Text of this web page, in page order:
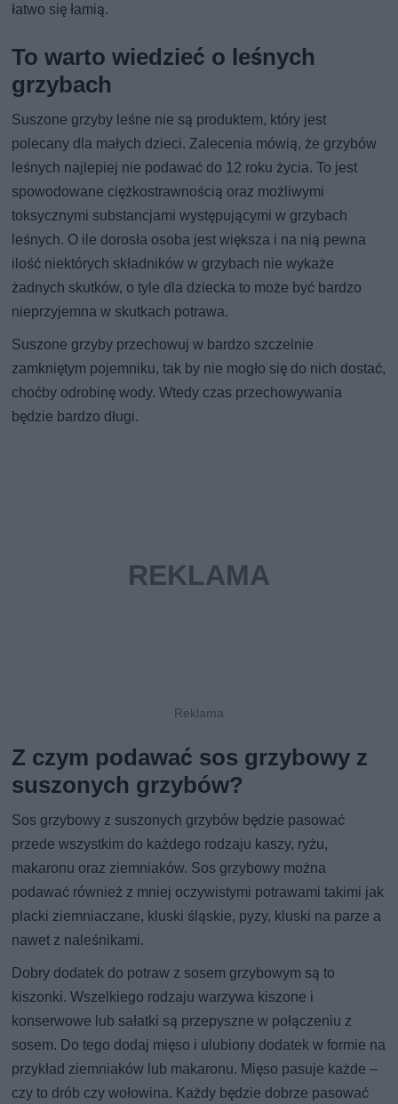
łatwo się łamią.
To warto wiedzieć o leśnych
grzybach
Suszone grzyby leśne nie są produktem, który jest
polecany dla małych dzieci. Zalecenia mówią, że grzybów
leśnych najlepiej nie podawać do 12 roku życia. To jest
spowodowane ciężkostrawnością oraz możliwymi
toksycznymi substancjami występującymi w grzybach
leśnych. O ile dorosła osoba jest większa i na nią pewna
ilość niektórych składników w grzybach nie wykaże
żadnych skutków, o tyle dla dziecka to może być bardzo
nieprzyjemna w skutkach potrawa.
Suszone grzyby przechowuj w bardzo szczelnie
zamkniętym pojemniku, tak by nie mogło się do nich dostać,
choćby odrobinę wody. Wtedy czas przechowywania
będzie bardzo długi.
Z czym podawać sos grzybowy z
suszonych grzybów?
Sos grzybowy z suszonych grzybów będzie pasować
przede wszystkim do każdego rodzaju kaszy, ryżu,
makaronu oraz ziemniaków. Sos grzybowy można
podawać również z mniej oczywistymi potrawami takimi jak
placki ziemniaczane, kluski śląskie, pyzy, kluski na parze a
nawet z naleśnikami.
Dobry dodatek do potraw z sosem grzybowym są to
kiszonki. Wszelkiego rodzaju warzywa kiszone i
konserwowe lub sałatki są przepyszne w połączeniu z
sosem. Do tego dodaj mięso i ulubiony dodatek w formie na
przykład ziemniaków lub makaronu. Mięso pasuje każde –
czy to drób czy wołowina. Każdy będzie dobrze pasować